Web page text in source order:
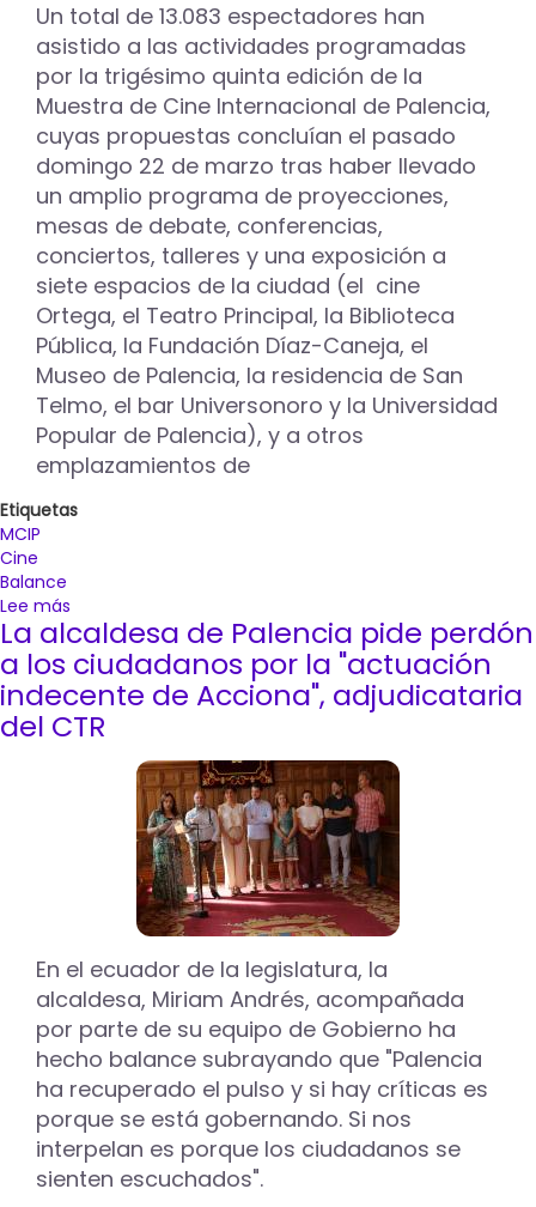
edición
“espectacular”
de
la
Semana
Santa
Un total de 13.083 espectadores han
asistido a las actividades programadas
por la trigésimo quinta edición de la
Muestra de Cine Internacional de Palencia,
cuyas propuestas concluían el pasado
domingo 22 de marzo tras haber llevado
un amplio programa de proyecciones,
mesas de debate, conferencias,
conciertos, talleres y una exposición a
siete espacios de la ciudad (el cine
Ortega, el Teatro Principal, la Biblioteca
Pública, la Fundación Díaz-Caneja, el
Museo de Palencia, la residencia de San
Telmo, el bar Universonoro y la Universidad
Popular de Palencia), y a otros
emplazamientos de
Etiquetas
MCIP
Cine
Balance
Lee más
La
35ª
Muestra
de
Cine
espectadores
La alcaldesa de Palencia pide perdón
a los ciudadanos por la "actuación
indecente de Acciona", adjudicataria
del CTR
En el ecuador de la legislatura, la
alcaldesa, Miriam Andrés, acompañada
por parte de su equipo de Gobierno ha
hecho balance subrayando que "Palencia
ha recuperado el pulso y si hay críticas es
porque se está gobernando. Si nos
interpelan es porque los ciudadanos se
sienten escuchados".